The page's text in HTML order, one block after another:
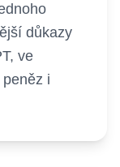
důkazy
ve
i